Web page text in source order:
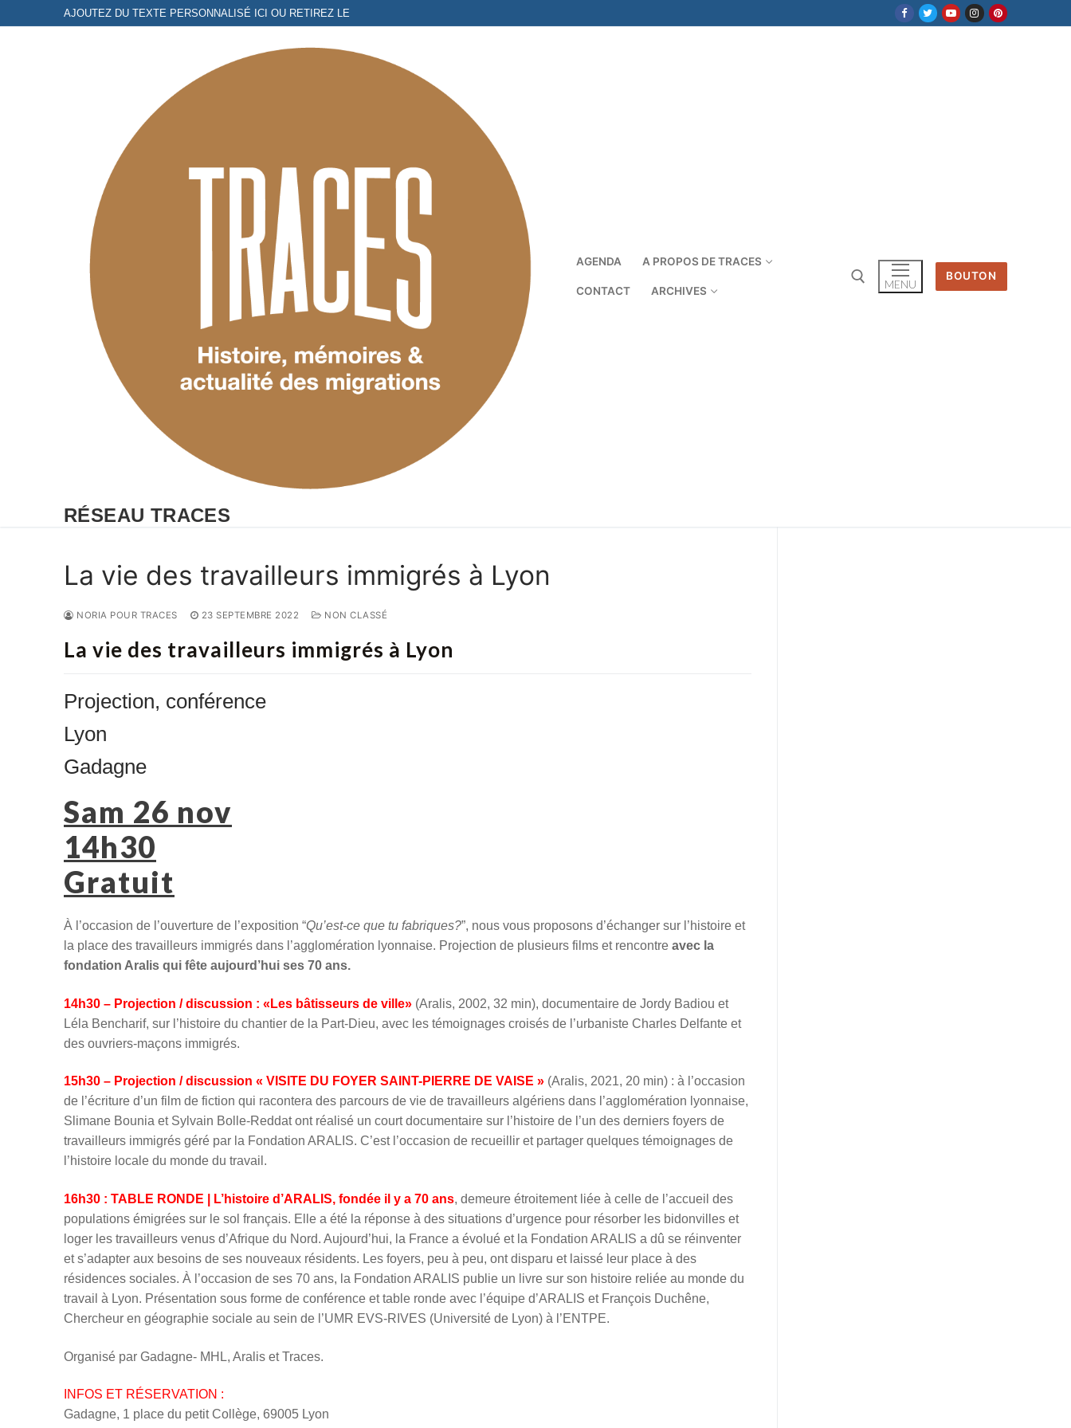
au
AJOUTEZ DU TEXTE PERSONNALISÉ ICI OU RETIREZ LE
RÉSEAU TRACES
AGENDA A PROPOS DE TRACES
CONTACT ARCHIVES MENU
BOUTON
La vie des travailleurs immigrés à Lyon
NORIA POUR TRACES 23 SEPTEMBRE 2022 NON CLASSÉ
La vie des travailleurs immigrés à Lyon
Projection, conférence
Lyon
Gadagne
Sam 26 nov
14h30
Gratuit
À l’occasion de l’ouverture de l’exposition “Qu’est-ce que tu fabriques?”, nous vous proposons d’échanger sur l’histoire et
la place des travailleurs immigrés dans l’agglomération lyonnaise. Projection de plusieurs films et rencontre avec la
fondation Aralis qui fête aujourd’hui ses 70 ans.
14h30 – Projection / discussion : «Les bâtisseurs de ville» (Aralis, 2002, 32 min), documentaire de Jordy Badiou et
Léla Bencharif, sur l’histoire du chantier de la Part-Dieu, avec les témoignages croisés de l’urbaniste Charles Delfante et
des ouvriers-maçons immigrés.
15h30 – Projection / discussion « VISITE DU FOYER SAINT-PIERRE DE VAISE » (Aralis, 2021, 20 min) : à l’occasion
de l’écriture d’un film de fiction qui racontera des parcours de vie de travailleurs algériens dans l’agglomération lyonnaise,
Slimane Bounia et Sylvain Bolle-Reddat ont réalisé un court documentaire sur l’histoire de l’un des derniers foyers de
travailleurs immigrés géré par la Fondation ARALIS. C’est l’occasion de recueillir et partager quelques témoignages de
l’histoire locale du monde du travail.
16h30 : TABLE RONDE | L’histoire d’ARALIS, fondée il y a 70 ans, demeure étroitement liée à celle de l’accueil des
populations émigrées sur le sol français. Elle a été la réponse à des situations d’urgence pour résorber les bidonvilles et
loger les travailleurs venus d’Afrique du Nord. Aujourd’hui, la France a évolué et la Fondation ARALIS a dû se réinventer
et s’adapter aux besoins de ses nouveaux résidents. Les foyers, peu à peu, ont disparu et laissé leur place à des
résidences sociales. À l’occasion de ses 70 ans, la Fondation ARALIS publie un livre sur son histoire reliée au monde du
travail à Lyon. Présentation sous forme de conférence et table ronde avec l’équipe d’ARALIS et François Duchêne,
Chercheur en géographie sociale au sein de l’UMR EVS-RIVES (Université de Lyon) à l’ENTPE.
Organisé par Gadagne- MHL, Aralis et Traces.
INFOS ET RÉSERVATION :
Gadagne, 1 place du petit Collège, 69005 Lyon